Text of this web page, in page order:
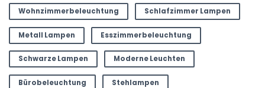
Wohnzimmerbeleuchtung Schlafzimmer Lampen
Metall Lampen Esszimmerbeleuchtung
Schwarze Lampen Moderne Leuchten
Bürobeleuchtung Stehlampen